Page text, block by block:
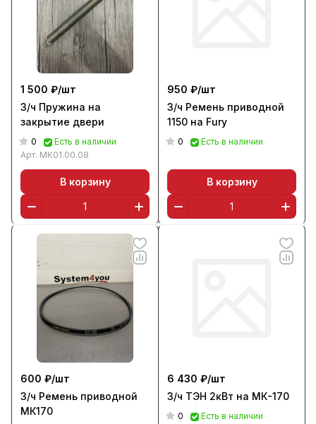
1 500 ₽/шт
З/ч Пружина на
закрытие двери
0
Есть в наличии
Арт. МК01.00.08
В корзину
950 ₽/шт
З/ч Ремень приводной
1150 на Fury
0 Есть в наличии
В корзину
600 ₽/шт
З/ч Ремень приводной
МК170
6 430 ₽/шт
З/ч ТЭН 2кВт на МК-170
0 Есть в наличии